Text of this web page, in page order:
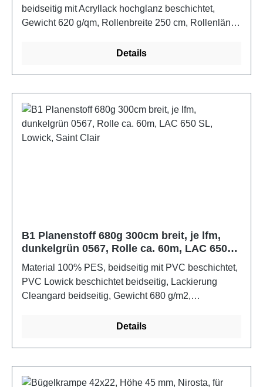
beidseitig mit Acryllack hochglanz beschichtet,
Gewicht 620 g/qm, Rollenbreite 250 cm, Rollenlänge
geeignet für LKW-Planen, Transport,
wasserdicht, widerstandsfähig, mit
Antischimmelbehandlung und mit guter Haftung und
mit B1-Zertifikat. Es wird in glänzendem
beidseitigem Lack in verschiedenen Farben mit sehr
Details
B1 Planenstoff 680g 300cm breit, je lfm,
dunkelgrün 0567, Rolle ca. 60m, LAC 650
SL, Lowick, Saint Clair
Material 100% PES, beidseitig mit PVC beschichtet,
PVC Lowick beschichtet beidseitig, Lackierung
Cleangard beidseitig, Gewicht 680 g/m2,
Pergolas, Schutzdächer für Terrassen, Sonnensegel,
Frequenzschweißen. B1 Zertifikat nach DIN 4102,
BS 7837, T2 weiß NF EN 14115. Lowick-
Details